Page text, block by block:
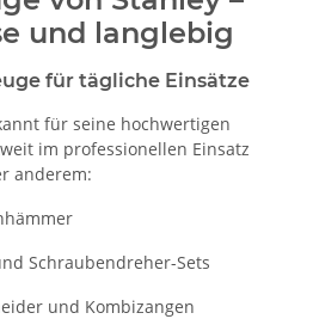
und langlebig
für tägliche Einsätze
für seine hochwertigen
im professionellen Einsatz
anderem:
Schraubendreher-Sets
und Kombizangen